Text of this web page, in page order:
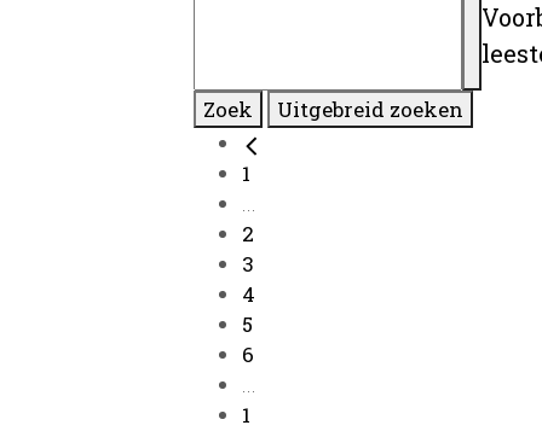
Zoek Uitgebreid zoeken
1
...
2
3
4
5
6
...
1